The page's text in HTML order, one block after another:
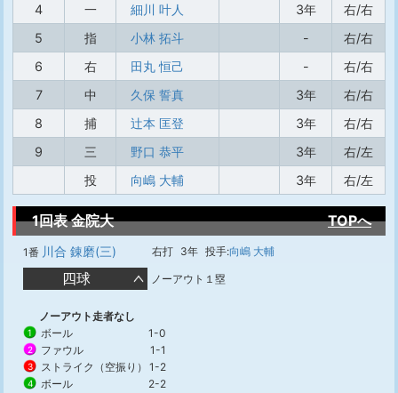
4
一 細川 叶人 3年
右/右
5
指 小林 拓斗 -
右/右
6
右 田丸 恒己 -
右/右
7
中 久保 誓真 3年
右/右
8
捕 辻本 匡登 3年
右/右
9
三 野口 恭平 3年
右/左
投
向嶋 大輔 3年 右/左
1回表 金院大 TOPへ
1番 川合 錬磨(三) 右打 3年 投手:向嶋 大輔
四球 ノーアウト１塁
ノーアウト走者なし
1 ボール 1-0
2 ファウル 1-1
3 ストライク（空振り） 1-2
4 ボール 2-2